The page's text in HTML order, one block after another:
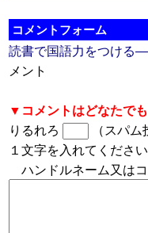
コメントフォーム
読書で国語力をつける
メント
▼コメントはどなたで
りるれろ
（スパ
１文字を入れてください
ハンドルネーム又はコ